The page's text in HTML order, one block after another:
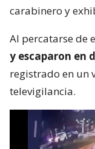
carabinero y
Al percatarse de
y escaparon en
registrado en un
televigilancia.